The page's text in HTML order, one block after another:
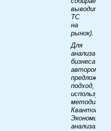
выводить
ТС
на
рынок).
Для
анализа
бизнеса
автором
предложен
подход,
методику
Квантово-
анализа.